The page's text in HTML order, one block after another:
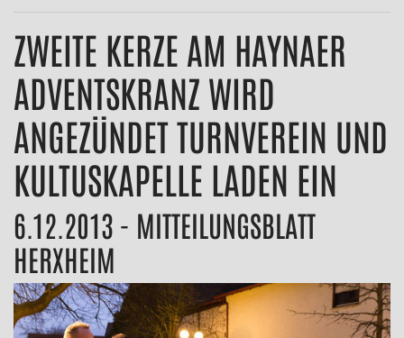
ZWEITE KERZE AM HAYNAER
ADVENTSKRANZ WIRD
ANGEZÜNDET TURNVEREIN UND
KULTUSKAPELLE LADEN EIN
6.12.2013 - MITTEILUNGSBLATT
HERXHEIM